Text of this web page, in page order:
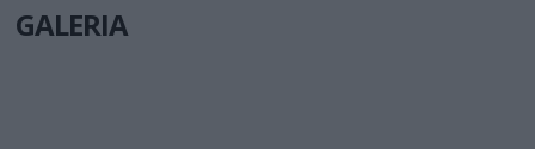
GALERIA